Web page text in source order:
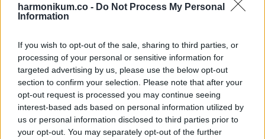
harmonikum.co - Do Not Process My Personal
Information
If you wish to opt-out of the sale, sharing to third parties, or
processing of your personal or sensitive information for
targeted advertising by us, please use the below opt-out
section to confirm your selection. Please note that after your
opt-out request is processed you may continue seeing
interest-based ads based on personal information utilized by
us or personal information disclosed to third parties prior to
your opt-out. You may separately opt-out of the further
kellemesen lehűlhet, de érdemes felkészülni a változékony
időjárásra.
Oszd meg ezt a posztot: